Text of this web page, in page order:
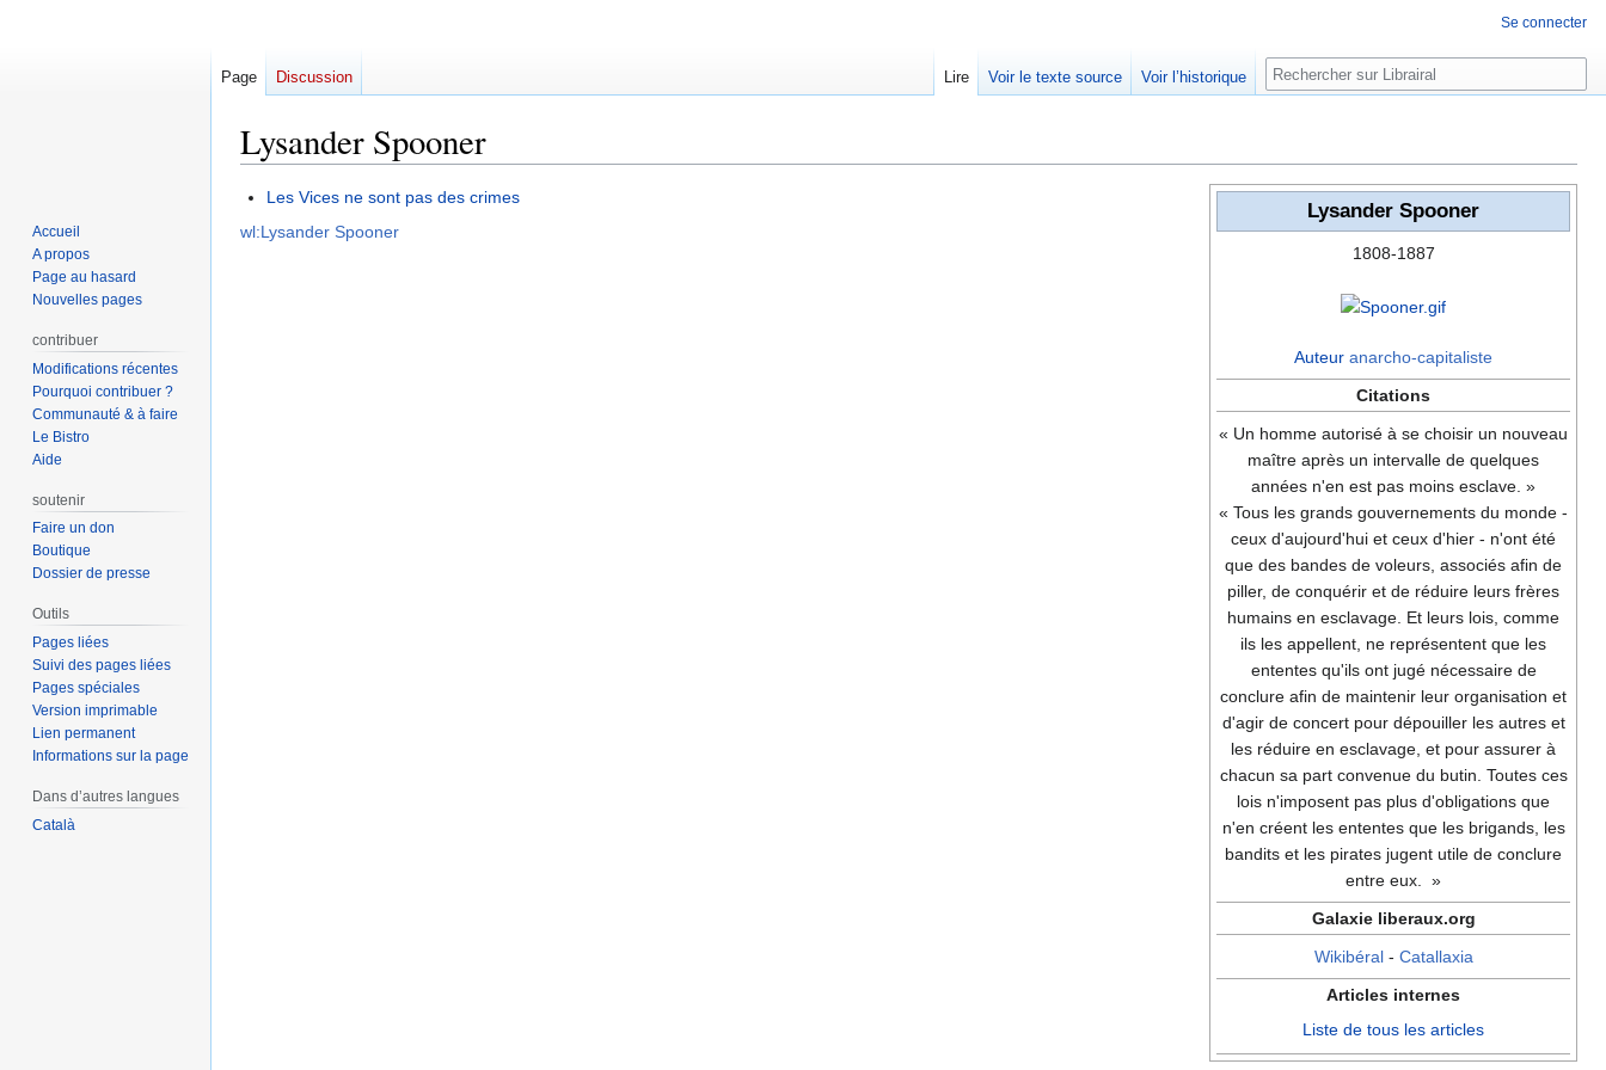
Lysander Spooner
Aller
Aller
Lysander Spooner
1808-1887
Auteur anarcho-capitaliste
Citations
« Un homme autorisé à se choisir un nouveau
maître après un intervalle de quelques
années n'en est pas moins esclave. »
« Tous les grands gouvernements du monde -
ceux d'aujourd'hui et ceux d'hier - n'ont été
que des bandes de voleurs, associés afin de
piller, de conquérir et de réduire leurs frères
humains en esclavage. Et leurs lois, comme
ils les appellent, ne représentent que les
ententes qu'ils ont jugé nécessaire de
conclure afin de maintenir leur organisation et
d'agir de concert pour dépouiller les autres et
les réduire en esclavage, et pour assurer à
chacun sa part convenue du butin. Toutes ces
lois n'imposent pas plus d'obligations que
n'en créent les ententes que les brigands, les
bandits et les pirates jugent utile de conclure
entre eux. »
Galaxie liberaux.org
Wikibéral- Catallaxia
Articles internes
Liste de tous les articles
Les Vices ne sont pas des crimes
wl:Lysander Spooner
Se connecter
Page Discussion Lire Voir le texte source Voir l’historique Rechercher
Accueil
A propos
Page au hasard
Nouvelles pages
contribuer
Modifications récentes
Pourquoi contribuer ?
Communauté & à faire
Le Bistro
Aide
soutenir
Faire un don
Boutique
Dossier de presse
Outils
Pages liées
Suivi des pages liées
Pages spéciales
Version imprimable
Lien permanent
Informations sur la page
Dans d’autres langues
Català